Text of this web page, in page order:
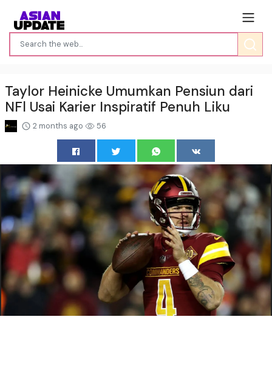
Taylor Heinicke Umumkan Pensiun dari
NFl Usai Karier Inspiratif Penuh Liku
2 months ago 56